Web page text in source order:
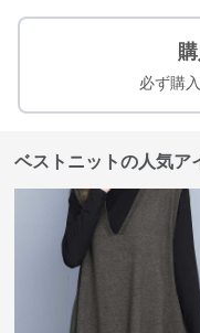
必ず購
ベストニットの人気ア